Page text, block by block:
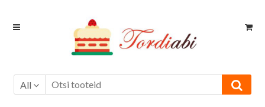
Skip
Skip
All